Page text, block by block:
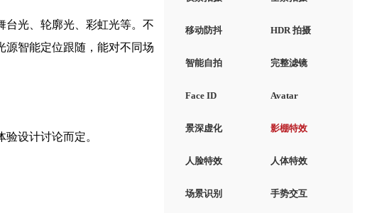
台光、轮廓光、彩虹光等。不
源智能定位跟随，能对不同场
设计讨论而定。
移动防抖 HDR 拍摄
智能自拍 完整滤镜
Face ID Avatar
景深虚化 影棚特效
人脸特效 人体特效
场景识别 手势交互